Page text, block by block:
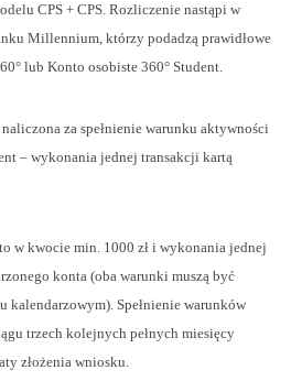
CPS + CPS. Rozliczenie nastąpi w
Millennium, którzy podadzą prawidłowe
° lub Konto osobiste 360° Student.
za spełnienie warunku aktywności
– wykonania jednej transakcji kartą
w kwocie min. 1000 zł i wykonania jednej
konta (oba warunki muszą być
kalendarzowym). Spełnienie warunków
trzech kolejnych pełnych miesięcy
złożenia wniosku.